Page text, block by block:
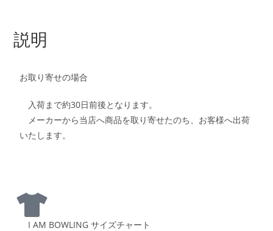
説明
お取り寄せの場合
入荷まで約30日前後となります。
メーカーから当店へ商品を取り寄せたのち、お客様へ出荷
いたします。
I AM BOWLING サイズチャート